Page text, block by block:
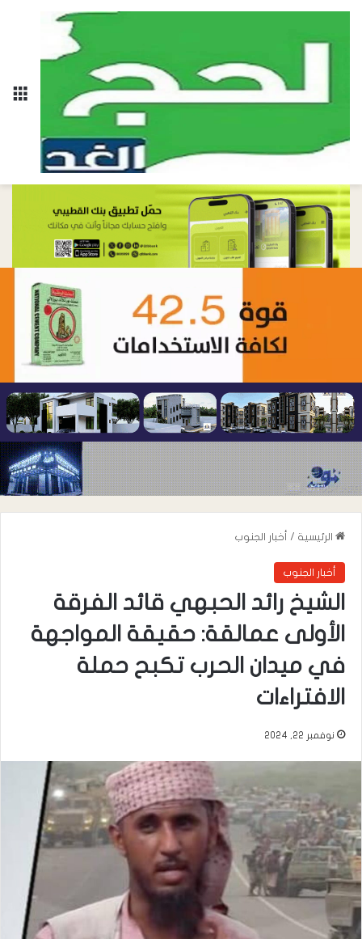
الرئيسية / أخبار الجنوب
أخبار الجنوب
الشيخ رائد الحبهي قائد الفرقة
الأولى عمالقة: حقيقة المواجهة
في ميدان الحرب تكبح حملة
الافتراءات
نوفمبر 22, 2024